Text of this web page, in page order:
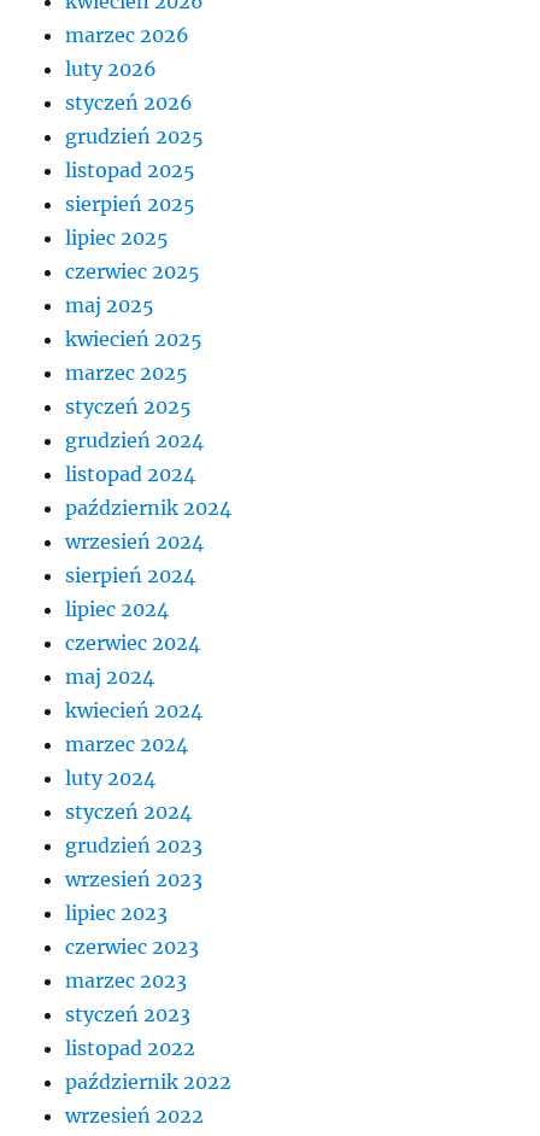
marzec 2026
luty 2026
styczeń 2026
grudzień 2025
listopad 2025
sierpień 2025
lipiec 2025
czerwiec 2025
maj 2025
kwiecień 2025
marzec 2025
styczeń 2025
grudzień 2024
listopad 2024
październik 2024
wrzesień 2024
sierpień 2024
lipiec 2024
czerwiec 2024
maj 2024
kwiecień 2024
marzec 2024
luty 2024
styczeń 2024
grudzień 2023
wrzesień 2023
lipiec 2023
czerwiec 2023
marzec 2023
styczeń 2023
listopad 2022
październik 2022
wrzesień 2022